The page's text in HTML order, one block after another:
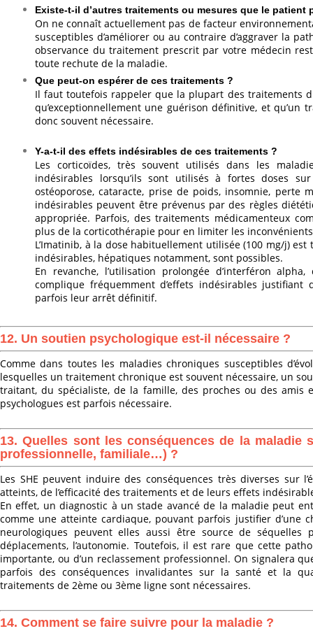
Existe-t-il d’autres traitements ou mesures que le patient
On ne connaît actuellement pas de facteur
susceptibles d’améliorer ou au contraire d’aggraver la
observance du traitement prescrit par votre médecin
toute rechute de la maladie.
Que peut-on espérer de ces traitements ?
Il faut toutefois rappeler que la plupart des traitements
qu’exceptionnellement une guérison définitive, et qu’un
donc souvent nécessaire.
Y-a-t-il des effets indésirables de ces traitements ?
Les corticoïdes, très souvent utilisés dans les
indésirables lorsqu’ils sont utilisés à fortes doses
ostéoporose, cataracte, prise de poids, insomnie, perte
indésirables peuvent être prévenus par des règles
appropriée. Parfois, des traitements médicamenteux
plus de la corticothérapie pour en limiter les
L’Imatinib, à la dose habituellement utilisée (100 mg/j)
indésirables, hépatiques notamment, sont possibles.
En revanche, l’utilisation prolongée d’interféron alpha,
complique fréquemment d’effets indésirables justifiant
parfois leur arrêt définitif.
12. Un soutien psychologique est-il nécessaire ?
Comme dans toutes les maladies chroniques susceptibles
lesquelles un traitement chronique est souvent nécessaire, un
traitant, du spécialiste, de la famille, des proches ou des amis
psychologues est parfois nécessaire.
13. Quelles sont les conséquences de la maladie
professionnelle, familiale…) ?
Les SHE peuvent induire des conséquences très diverses sur
atteints, de l’efficacité des traitements et de leurs effets
En effet, un diagnostic à un stade avancé de la maladie peut
comme une atteinte cardiaque, pouvant parfois justifier d’une
neurologiques peuvent elles aussi être source de
déplacements, l’autonomie. Toutefois, il est rare que cette
importante, ou d’un reclassement professionnel. On signalera
parfois des conséquences invalidantes sur la santé et la
traitements de 2ème ou 3ème ligne sont nécessaires.
14. Comment se faire suivre pour la maladie ?